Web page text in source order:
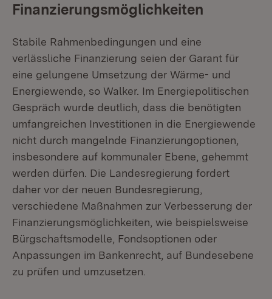
Finanzierungsmöglichkeiten
Stabile Rahmenbedingungen und eine
verlässliche Finanzierung seien der Garant für
eine gelungene Umsetzung der Wärme- und
Energiewende, so Walker. Im Energiepolitischen
Gespräch wurde deutlich, dass die benötigten
umfangreichen Investitionen in die Energiewende
nicht durch mangelnde Finanzierungoptionen,
insbesondere auf kommunaler Ebene, gehemmt
werden dürfen. Die Landesregierung fordert
daher vor der neuen Bundesregierung,
verschiedene Maßnahmen zur Verbesserung der
Finanzierungsmöglichkeiten, wie beispielsweise
Bürgschaftsmodelle, Fondsoptionen oder
Anpassungen im Bankenrecht, auf Bundesebene
zu prüfen und umzusetzen.